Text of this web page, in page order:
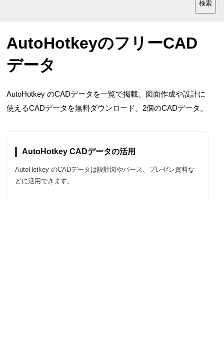
AutoHotkeyのフリーCAD
データ
AutoHotkey のCADデータを一覧で掲載。図面作成や設計に
使えるCADデータを無料ダウンロード。2個のCADデータ。
AutoHotkey CADデータの活用
AutoHotkey のCADデータは設計図やパース、プレゼン資料な
どに活用できます。